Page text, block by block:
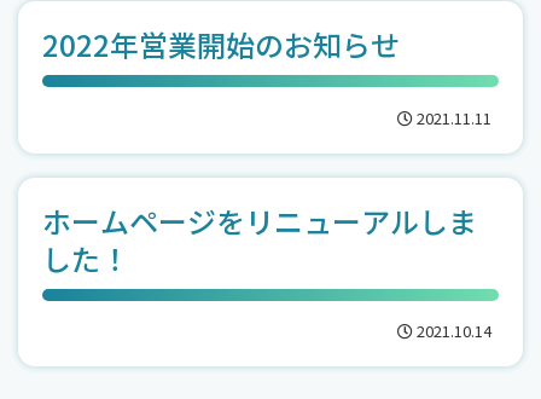
2022年営業開始のお知らせ
2021.11.11
ホームページをリニューアルしま
した！
2021.10.14